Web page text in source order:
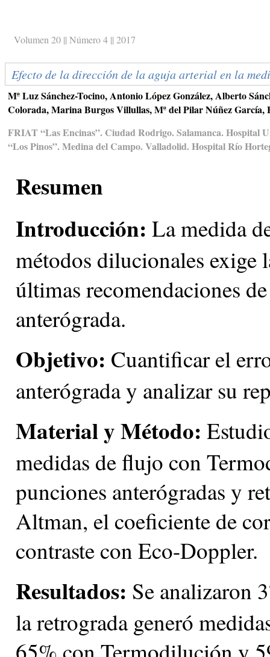
Volumen 20 || Número 4 || 2017
Efecto de la dirección de la aguja arterial en la
Mª Luz Sánchez-Tocino, Antonio López González, Alberto
Colorada, Marina Burgos Villullas, Mª del Pilar Núñez García,
FRIAT “Las Encinas”. Ciudad Rodrigo. Salamanca.
“Los Pinos”. Medina del Campo. Valladolid. Hospital Río
Resumen
Introducción: La medida
métodos dilucionales exige
últimas recomendaciones
anterógrada.
Objetivo: Cuantificar el
anterógrada y analizar su
Material y Método:
medidas de flujo con
punciones anterógradas y
Altman, el coeficiente de
contraste con Eco-Doppler.
Resultados: Se analizaron
la retrograda generó